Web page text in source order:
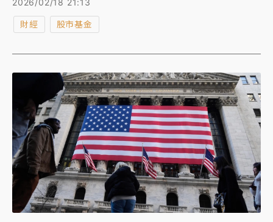
某公司董事長說，台股大多數是散戶，如果延長收盤時
間，只是會變成更多上班族不認真上班，偷偷看盤的時
2026/02/18 21:13
財經 股市基金